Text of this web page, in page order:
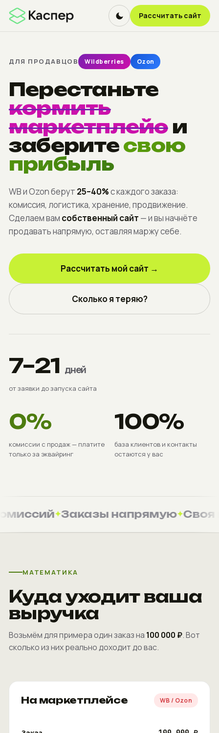
Рассчитать сайт
ДЛЯ ПРОДАВЦОВ Wildberries Ozon
Перестаньте
кормить
маркетплейси
заберитесвою
прибыль
WB и Ozon берут 25–40%с каждого заказа:
комиссия, логистика, хранение, продвижение.
Сделаем вам собственный сайт — и вы начнёте
продавать напрямую, оставляя маржу себе.
Рассчитать мой сайт →
Сколько я теряю?
7–21 дней
от заявки до запуска сайта
0%
комиссии с продаж — платите
только за эквайринг
100%
база клиентов и контакты
остаются у вас
Заказы напрямую Своя
МАТЕМАТИКА
Куда уходит ваша
выручка
Возьмём для примера один заказ на 100 000 ₽. Вот
сколько из них реально доходит до вас.
На маркетплейсе WB / Ozon